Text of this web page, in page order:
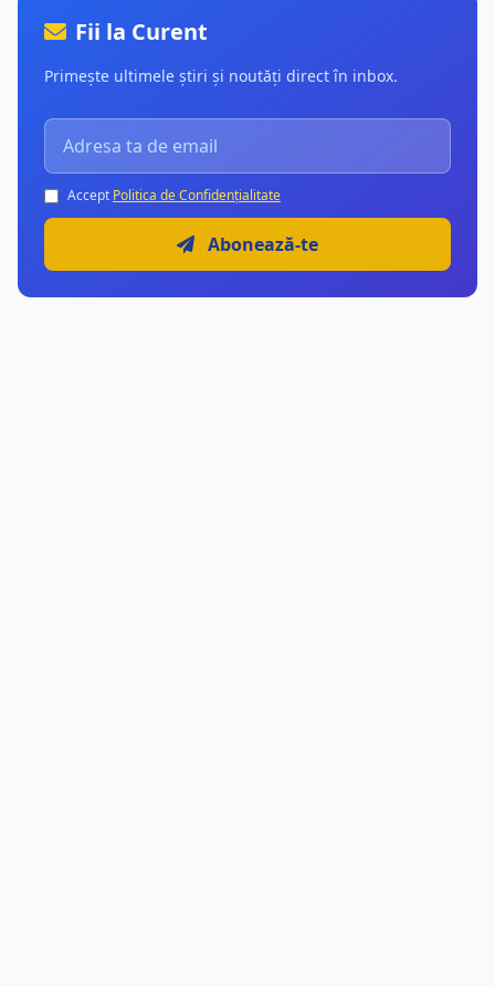
Fii la Curent
Primește ultimele știri și noutăți direct în inbox.
Accept Politica de Confidențialitate
Abonează-te